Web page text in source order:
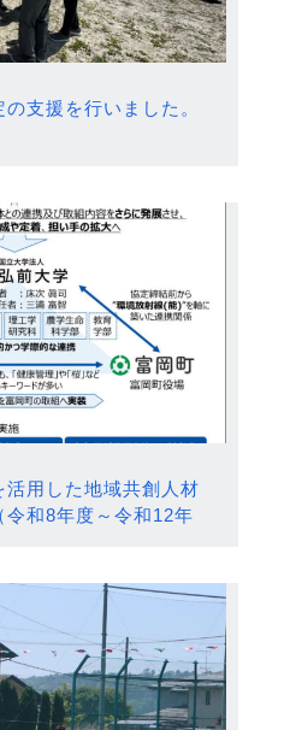
支援を行いました。
用した地域共創人材
和8年度～令和12年